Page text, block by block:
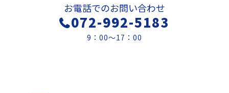
お電話でのお問い合わせ
072-992-5183
9：00～17：00